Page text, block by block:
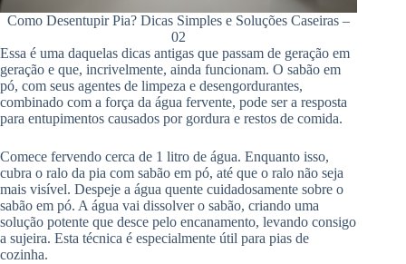
Como Desentupir Pia? Dicas Simples e Soluções Caseiras –
02
Essa é uma daquelas dicas antigas que passam de geração em
geração e que, incrivelmente, ainda funcionam. O sabão em
pó, com seus agentes de limpeza e desengordurantes,
combinado com a força da água fervente, pode ser a resposta
para entupimentos causados por gordura e restos de comida.
Comece fervendo cerca de 1 litro de água. Enquanto isso,
cubra o ralo da pia com sabão em pó, até que o ralo não seja
mais visível. Despeje a água quente cuidadosamente sobre o
sabão em pó. A água vai dissolver o sabão, criando uma
solução potente que desce pelo encanamento, levando consigo
a sujeira. Esta técnica é especialmente útil para pias de
cozinha.